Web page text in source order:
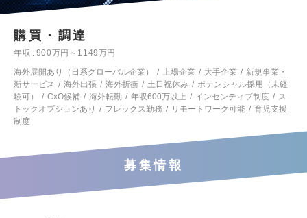
購買・調達
年収
900万円～1149万円
海外展開あり（日系グローバル企業）
上場企業 大手企業
新規事業・
新サービス
海外出張 海外折衝 土日祝休み
ポテンシャル採用（未経
験可）
CxO候補 海外転勤 年収600万以上 インセンティブ制度
ス
トックオプションあり
フレックス勤務 リモートワーク可能
育児支援
制度
募集情報